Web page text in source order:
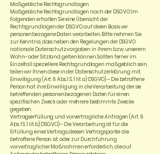
Maßgebliche Rechtsgrundlagen
Maßgebliche Rechtsgrundlagen nach der DSGVO: Im
Folgenden erhalten Sie eine Übersicht der
Rechtsgrundlagen der DSGVO, auf deren Basis wir
personenbezogene Daten verarbeiten. Bitte nehmen Sie
zur Kenntnis, dass neben den Regelungen der DSGVO
nationale Datenschutzvorgaben in Ihrem bzw. unserem
Wohn- oder Sitzland gelten können. Sollten ferner im
Einzelfall speziellere Rechtsgrundlagen maßgeblich sein,
teilen wir Ihnen diese in der Datenschutzerklärung mit.
Einwilligung (Art. 6 Abs. 1 S. 1 lit. a) DSGVO) – Die betroffene
Person hat ihre Einwilligung in die Verarbeitung der sie
betreffenden personenbezogenen Daten für einen
spezifischen Zweck oder mehrere bestimmte Zwecke
gegeben.
Vertragserfüllung und vorvertragliche Anfragen (Art. 6
Abs. 1 S. 1 lit. b) DSGVO) – Die Verarbeitung ist für die
Erfüllung eines Vertrags, dessen Vertragspartei die
betroffene Person ist, oder zur Durchführung
vorvertraglicher Maßnahmen erforderlich, die auf